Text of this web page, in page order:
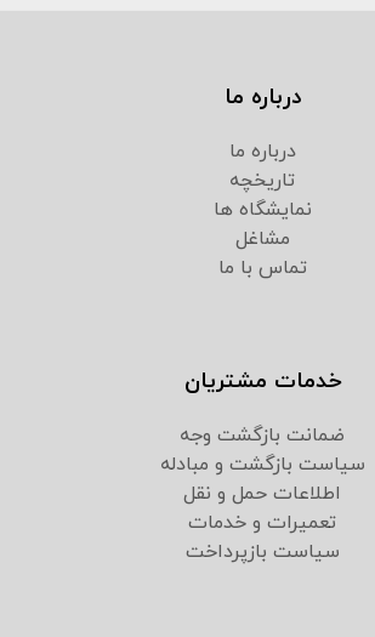
درباره ما
درباره ما
تاریخچه
نمایشگاه ها
مشاغل
تماس با ما
خدمات مشتریان
ضمانت بازگشت وجه
سیاست بازگشت و مبادله
اطلاعات حمل و نقل
تعمیرات و خدمات
سیاست بازپرداخت